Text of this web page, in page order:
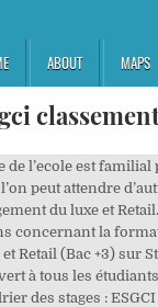
ABOUT MAPS
de l’ecole est
peut attendre
du luxe et
concernant la
Retail (Bac +3) sur
à tous les étudiants
des stages :